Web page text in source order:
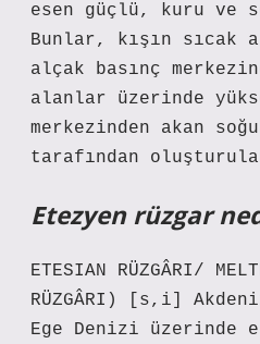
esen güçlü, kuru ve
Bunlar, kışın sıcak
alçak basınç
alanlar üzerinde
merkezinden akan
tarafından
Etezyen rüzgar
ETESIAN RÜZGÂRI/
RÜZGÂRI) [s,i]
Ege Denizi üzerinde